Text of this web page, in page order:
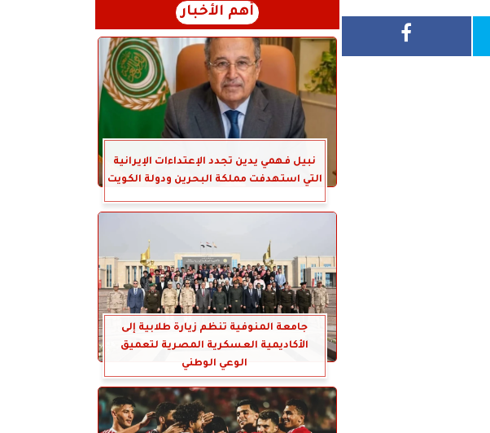
أهم الأخبار
نبيل فهمي يدين تجدد الإعتداءات الإيرانية
التي استهدفت مملكة البحرين ودولة الكويت
جامعة المنوفية تنظم زيارة طلابية إلى
الأكاديمية العسكرية المصرية لتعميق
الوعي الوطني